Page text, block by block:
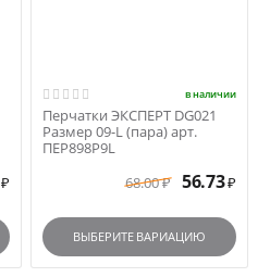
₽
в наличии
Перчатки ЭКСПЕРТ DG021
Размер 09-L (пара) арт.
ПЕР898Р9L
68.00 ₽ 56.73 ₽
ВЫБЕРИТЕ ВАРИАЦИЮ